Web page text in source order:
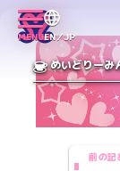
MENUEN／JP
めいどりーみ
前の記